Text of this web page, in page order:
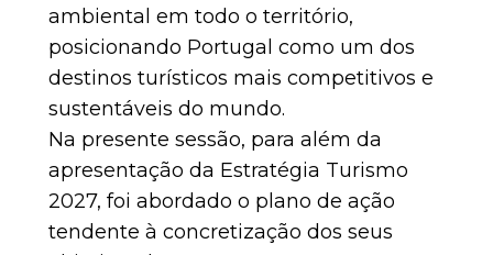
ambiental em todo o território,
posicionando Portugal como um dos
destinos turísticos mais competitivos e
sustentáveis do mundo.
Na presente sessão, para além da
apresentação da Estratégia Turismo
2027, foi abordado o plano de ação
tendente à concretização dos seus